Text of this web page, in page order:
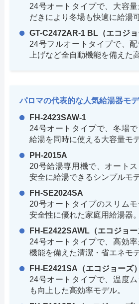
24号オートタイプで、大容
だきにより冬場も快適に給湯可
GT-C2472AR-1 BL（エコジョ
24号フルオートタイプで、
上げなど全自動機能を備えた
パロマの代表的な人気給湯器モ
FH-2423SAW-1
24号オートタイプで、冬場
給湯を同時に使える大容量モデ
PH-2015A
20号給湯専用機で、オート
安全に給湯できるシンプルモデ
FH-SE2024SA
20号オートタイプのスリムモ
安全性に優れた家庭用給湯器。
FH-E2422SAWL（エコジョー
24号オートタイプで、高効
機能を備えた清潔・省エネモデ
FH-E2421SA（エコジョーズ）
24号オートタイプで、温度
も向上した高効率モデル。